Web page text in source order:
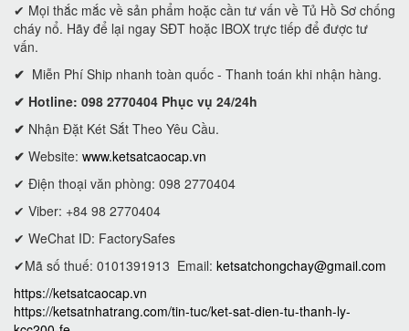
✔ Mọi thắc mắc về sản phẩm hoặc cần tư vấn về Tủ Hồ Sơ chống
cháy nổ. Hãy để lại ngay SĐT hoặc IBOX trực tiếp để được tư
vấn.
✔ Miễn Phí Ship nhanh toàn quốc - Thanh toán khi nhận hàng.
✔ Hotline: 098 2770404 Phục vụ 24/24h
✔ Nhận Đặt Két Sắt Theo Yêu Cầu.
✔ Website: www.ketsatcaocap.vn
✔ Điện thoại văn phòng: 098 2770404
✔ Viber: +84 98 2770404
✔ WeChat ID: FactorySafes
✔Mã số thuế: 0101391913 Email: ketsatchongchay@gmail.com
https://ketsatcaocap.vn
https://ketsatnhatrang.com/tin-tuc/ket-sat-dien-tu-thanh-ly-